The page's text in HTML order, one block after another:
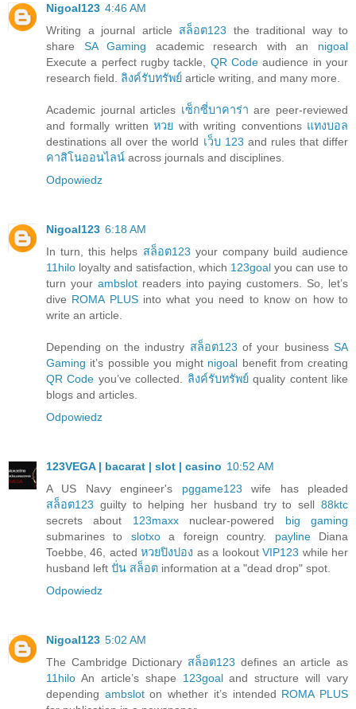
Nigoal123 4:46 AM
Writing a journal article สล็อต123 the traditional way to
share SA Gaming academic research with an nigoal
Execute a perfect rugby tackle, QR Code audience in your
research field. ลิงค์รับทรัพย์ article writing, and many more.
Academic journal articles เซ็กซี่บาคาร่า are peer-reviewed
and formally writtenหวย with writing conventions แทงบอล
destinations all over the world เว็บ 123 and rules that differ
คาสิโนออนไลน์ across journals and disciplines.
Odpowiedz
Nigoal123 6:18 AM
In turn, this helps สล็อต123 your company build audience
11hilo loyalty and satisfaction, which 123goal you can use to
turn your ambslotreaders into paying customers. So, let’s
dive ROMA PLUSinto what you need to know on how to
write an article.
Depending on the industry สล็อต123 of your business SA
Gaming it’s possible you might nigoal benefit from creating
QR Code you’ve collected. ลิงค์รับทรัพย์quality content like
blogs and articles.
Odpowiedz
123VEGA | bacarat | slot | casino 10:52 AM
A US Navy engineer's pggame123 wife has pleaded
สล็อต123 guilty to helping her husband try to sell 88ktc
secrets about 123maxxnuclear-powered big gaming
submarines to slotxoa foreign country. paylineDiana
Toebbe, 46, actedหวยปิงปอง as a lookoutVIP123 while her
husband left ปั่น สล็อต information at a "dead drop" spot.
Odpowiedz
Nigoal123 5:02 AM
The Cambridge Dictionary สล็อต123 defines an article as
11hilo An article’s shape 123goaland structure will vary
depending ambsloton whether it’s intended ROMA PLUS